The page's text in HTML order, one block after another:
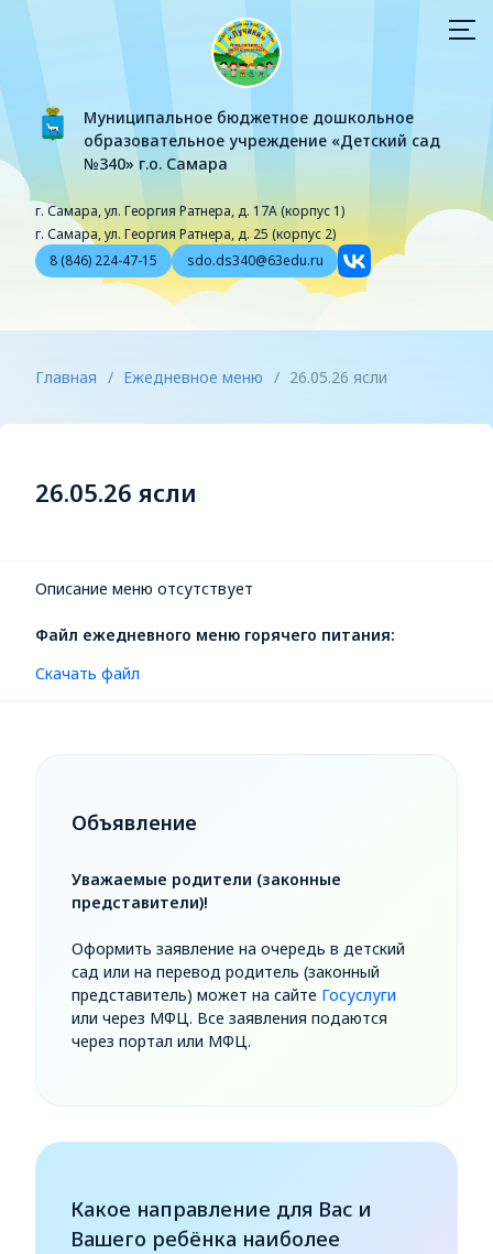
Муниципальное бюджетное дошкольное
образовательное учреждение «Детский сад
№340» г.о. Самара
г. Самара, ул. Георгия Ратнера, д. 17А (корпус 1)
г. Самара, ул. Георгия Ратнера, д. 25 (корпус 2)
8 (846) 224-47-15
sdo.ds340@63edu.ru
Главная / Ежедневное меню / 26.05.26 ясли
26.05.26 ясли
Описание меню отсутствует
Файл ежедневного меню горячего питания:
Скачать файл
Объявление
Уважаемые родители (законные
представители)!
Оформить заявление на очередь в детский
сад или на перевод родитель (законный
представитель) может на сайте Госуслуги
или через МФЦ. Все заявления подаются
через портал или МФЦ.
Какое направление для Вас и
Вашего ребёнка наиболее